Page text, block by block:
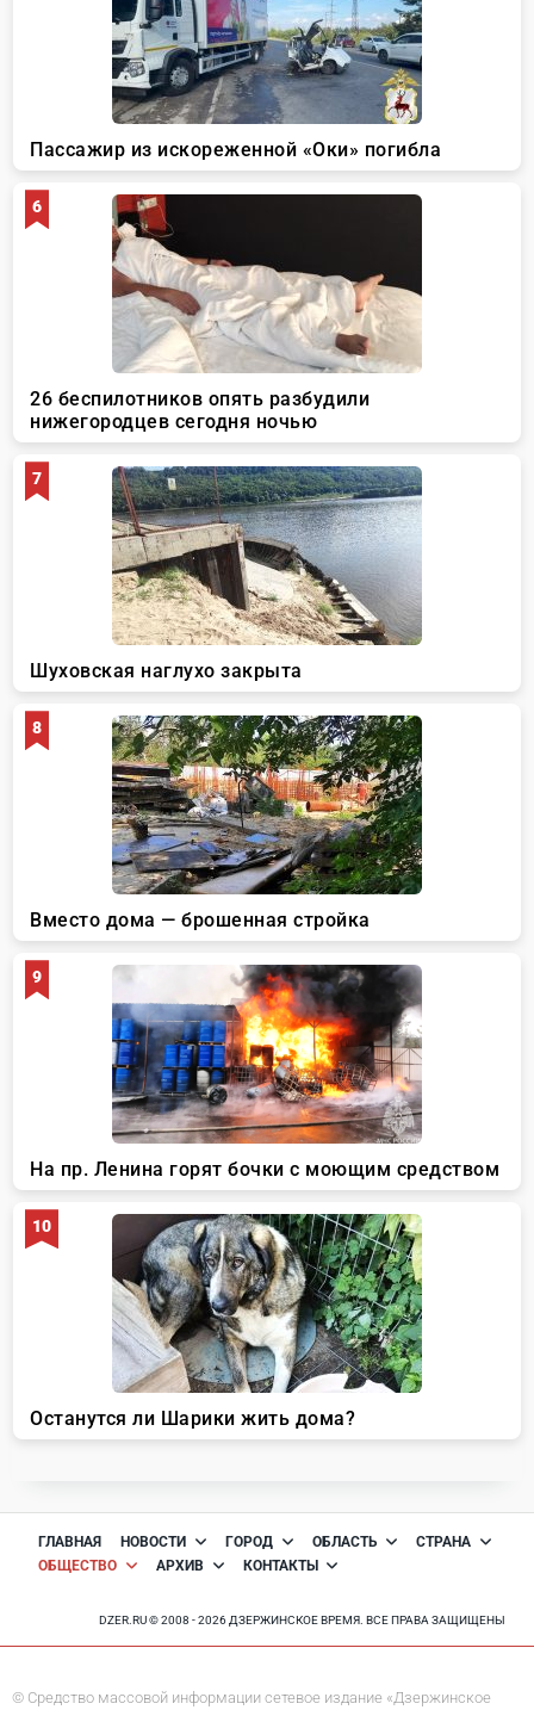
ГЛАВНАЯ НОВОСТИ ГОРОД ОБЛАСТЬ
СТРАНА
ОБЩЕСТВО
АРХИВ КОНТАКТЫ
DZER.RU © 2008 - 2026 ДЗЕРЖИНСКОЕ ВРЕМЯ. ВСЕ ПРАВА ЗАЩИЩЕНЫ
© Средство массовой информации сетевое издание «Дзержинское